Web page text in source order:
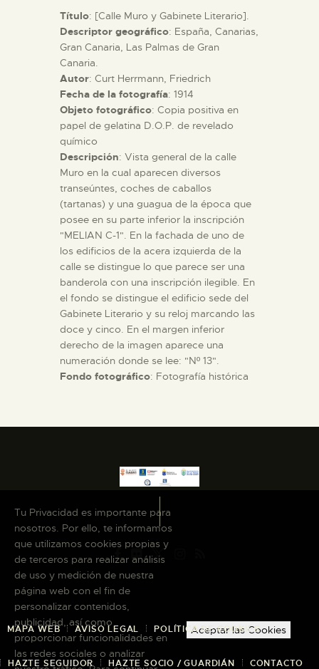
DIDÁCTICA
ESPAÑOL
Título: [Calle Muro y Gabinete Literario].
Descriptor geográfico: España, Canarias,
Gran Canaria, Las Palmas de Gran
Canaria.
Autor: Curt Herrmann, Friedrich
Fecha de la fotografía: 1914
Objeto fotográfico: Copia positiva en
papel de gelatina D.O.P. de revelado
químico
Descripción: Vista general de la calle
Muro en la cual aparecen diversos
transeúntes, coches de caballos
(tartanas) y una guagua de la época que
posee en su parte inferior la inscripción
"MELIAN C-1". En la fachada de uno de
los edificios de la acera izquierda de la
calle se distingue lo que parece ser una
banderola con una inscripción ilegible. En
el fondo se distingue el edificio sede del
Gabinete Literario y su reloj marcando las
doce y cinco. En el margen inferior
derecho de la imagen aparece una
numeración donde se lee: "Nº 13".
Fondo fotográfico: Fotografía histórica
MAPA WEB AVISO LEGAL POLÍTICA DE COOKIES
HAZTE SEGUIDOR HAZTE SOCIO / GUARDIÁN CONTACTO
Tu Privacidad es importante para
nosotros. Por ello, te informamos
que utilizamos cookies propias y
de terceros para realizar análisis
de uso y medición de nuestra
página web con el fin de
personalizar contenidos,
publicidad, así como
proporcionar funcionalidades en
las redes sociales o analizar
Aceptar las Cookies